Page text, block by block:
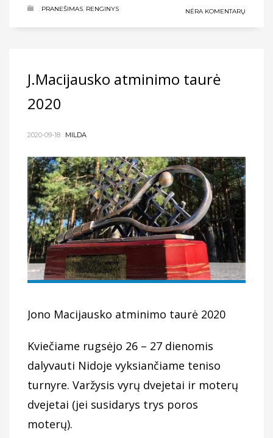
PRANEŠIMAS RENGINYS NĖRA KOMENTARŲ
J.Macijausko atminimo taurė
2020
2020-09-18 MILDA
Jono Macijausko atminimo taurė 2020
Kviečiame rugsėjo 26 – 27 dienomis
dalyvauti Nidoje vyksiančiame teniso
turnyre. Varžysis vyrų dvejetai ir moterų
dvejetai (jei susidarys trys poros
moterų).